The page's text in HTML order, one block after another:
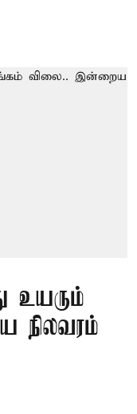
உயரும்
நிலவரம்